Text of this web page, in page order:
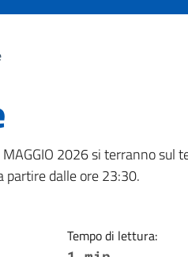
2026 si terranno sul
partire dalle ore 23:30.
Tempo di lettura: